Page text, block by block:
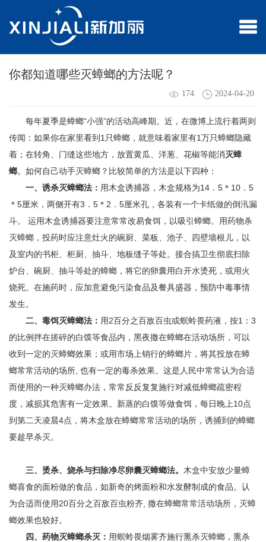
你都知道哪些灭蟑螂的方法呢？
174 2024-04-20
每年夏季是蟑螂“小强”的活动高峰期。近，在微博上流行着两则
传闻：如果你在家里看到 1 只蟑螂，就意味着家里有1万只蟑螂隐藏
着；在转角、门缝这些地方，放置黄瓜、洋葱、花椒等能消灭蟑
螂。如何自己动手灭蟑螂？比较简单的方法是以下四种：
一、诱杀灭蟑螂法： 用木盒诱捕器，木盒规格为14 ． 5 ＊ 10 ． 5
＊ 5厘米，两侧开有3 ． 5 ＊ 2 ． 5厘米孔，各装有一个卡纸做的倒汛漏
斗。 运用木盒诱捕器要注意常常改易食饵，以吸引蟑螂。用药物杀
灭蟑螂，投药时应注意灶火的碗厨、菜板、池子、四壁墙根儿，以
及室内的书柜、柜厨、抽斗、地板缝子等处。接合搞卫生彻底扫除
炉台、碗厨、抽斗等处的蟑螂，将它的卵囊用白开水烫死，或用火
烧死。在施药时，应加意避免污染食品及餐具盛器，预防中毒事情
发生。
二、毒饵灭蟑螂法： 用2百分之百敌百虫或螟蛉畏药液，按1 ： 3
的比例拌在搓碎的白馍等食品内，黑夜撒在蟑螂在活动场所，可以
收到一定的灭蟑螂效果；或用市场上销行的蟑螂片，将其投放在蟑
螂常常活动的场所 也有一定的毒杀效果。这是人民中常常认为合适
而使用的一种灭蟑螂办法，常常反反复复施行对减低蟑螂疏密程
度，减损其危害有一定效果。新蒸的白馍等做食饵，每日晚上10点
到第二天凌晨4点，将木盒放在蟑螂常常活动的场所，诱捕到的蟑螂
要趁早杀灭。
三、烫杀、烧杀与扫除净尽卵囊灭蟑螂法。 木盒中安放少量蟑
螂喜食的面粉做的食品，如新奇的烤面粉和水发酵制成的食品。认
为合适而使用20百分之百敌百虫粉齐 撒在蟑螂常常活动场所，灭蟑
螂效果也较好。
四、药物灭蟑螂杀灭： 用螟蛉畏烟雾齐施行熏杀灭蟑螂，熏杀